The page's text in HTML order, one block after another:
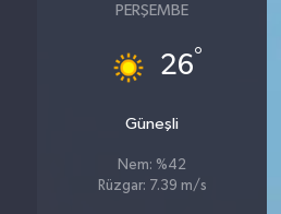
PERŞEMBE
26°
Güneşli
Nem: %42
Rüzgar: 7.39 m/s